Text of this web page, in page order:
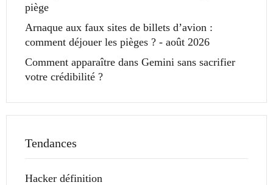
piège
Arnaque aux faux sites de billets d’avion :
comment déjouer les pièges ? - août 2026
Comment apparaître dans Gemini sans sacrifier
votre crédibilité ?
Tendances
Hacker définition